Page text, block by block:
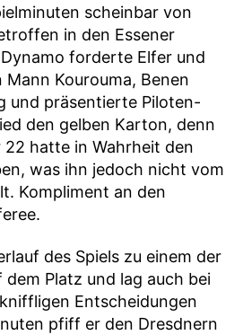
scheinbar von
in den Essener
forderte Elfer und
Kourouma, Benen
und präsentierte Piloten-
den gelben Karton, denn
22 hatte in Wahrheit den
was ihn jedoch nicht vom
Kompliment an den
des Spiels zu einem der
Platz und lag auch bei
Entscheidungen
pfiff er den Dresdnern